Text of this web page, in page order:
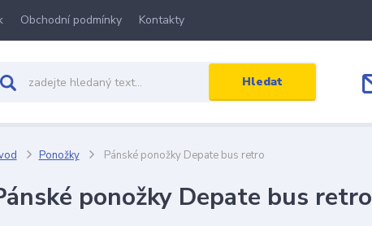
Obchodní podmínky Kontakty
Hledat
Ponožky Pánské ponožky Depate bus retro
ponožky Depate bus retro